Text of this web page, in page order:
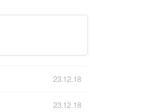
23.12.18
23.12.18